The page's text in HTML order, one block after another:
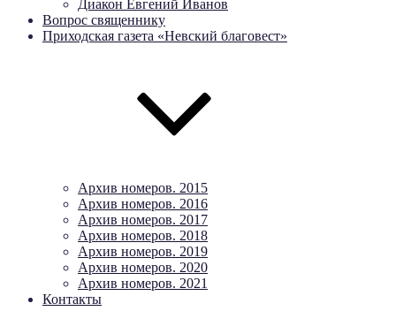
Диакон Евгений Иванов
Вопрос священнику
Приходская газета «Невский благовест»
Архив номеров. 2015
Архив номеров. 2016
Архив номеров. 2017
Архив номеров. 2018
Архив номеров. 2019
Архив номеров. 2020
Архив номеров. 2021
Контакты